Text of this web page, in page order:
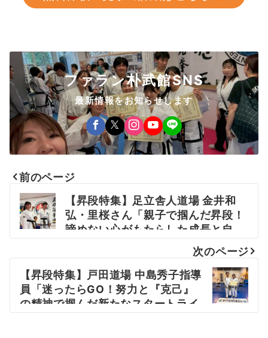
ファラン朴武館SNS
最新情報をお知らせします
投
稿
ナ
ビ
ゲ
ー
前のページ
【昇段特集】足立舎人道場 金井和
弘・里桜さん「親子で掴んだ昇段！
諦めない心がもたらした成長と自
次のページ
【昇段特集】戸田道場 中島秀子指導
員「迷ったらGO！努力と『克己』
の精神で掴んだ新たなスタートライ